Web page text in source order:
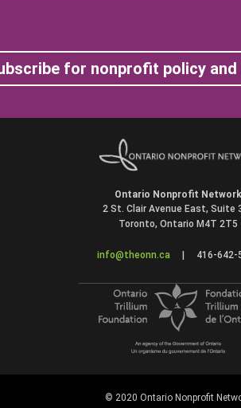
for nonprofit policy
Ontario Nonprofit Network
2 St. Clair Avenue East, Suite
Toronto, Ontario M4T 2T5
info@theonn.ca | 416-642-
© 2020 Ontario Nonprofit